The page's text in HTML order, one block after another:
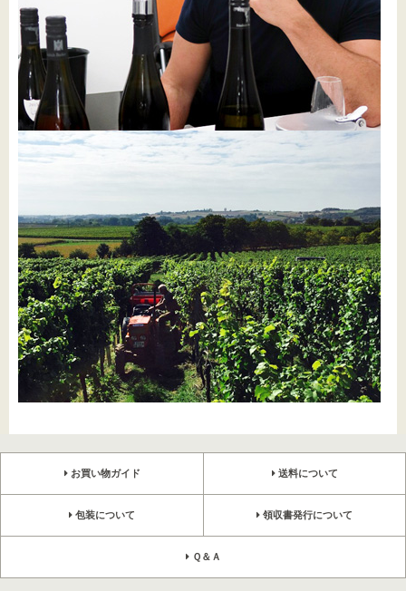
お買い物ガイド 送料について
包装について 領収書発行について
Ｑ＆Ａ